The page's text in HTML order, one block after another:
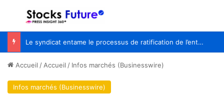
Menu
Le syndicat entame le processus de ratification de l’entente de principe avec WestJet
Accueil /Accueil / Infos marchés (Businesswire)
Infos marchés (Businesswire)